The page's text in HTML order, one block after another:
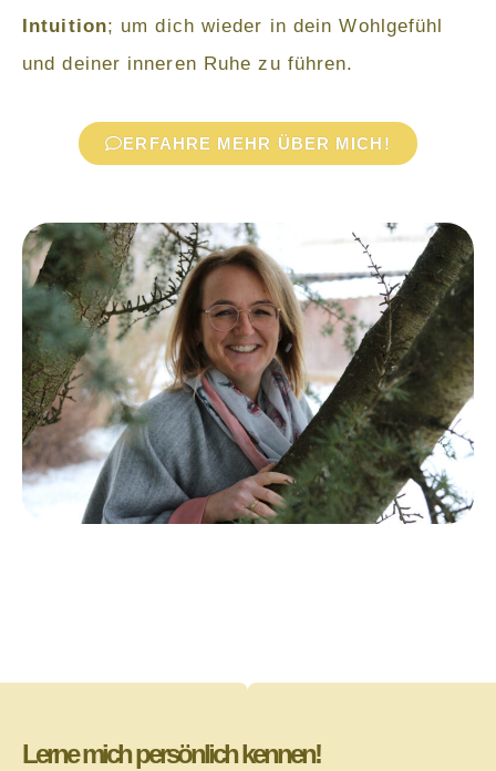
Intuition; um dich wieder in dein Wohlgefühl
und deiner inneren Ruhe zu führen.
ERFAHRE MEHR ÜBER MICH!
Lerne mich persönlich kennen!